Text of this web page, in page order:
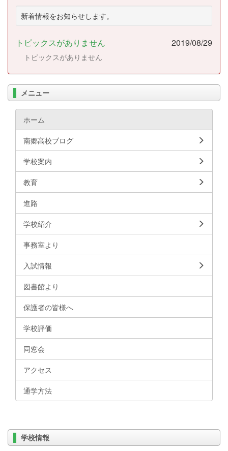
新着情報をお知らせします。
トピックスがありません 2019/08/29
トピックスがありません
メニュー
ホーム
南郷高校ブログ
学校案内
教育
進路
学校紹介
事務室より
入試情報
図書館より
保護者の皆様へ
学校評価
同窓会
アクセス
通学方法
学校情報